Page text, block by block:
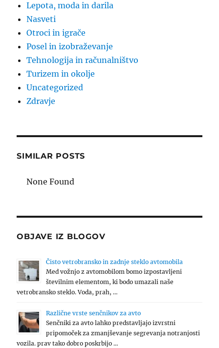
Lepota, moda in darila
Nasveti
Otroci in igrače
Posel in izobraževanje
Tehnologija in računalništvo
Turizem in okolje
Uncategorized
Zdravje
SIMILAR POSTS
None Found
OBJAVE IZ BLOGOV
Čisto vetrobransko in zadnje steklo avtomobila
Med vožnjo z avtomobilom bomo izpostavljeni
številnim elementom, ki bodo umazali naše
vetrobransko steklo. Voda, prah, …
Različne vrste senčnikov za avto
Senčniki za avto lahko predstavljajo izvrstni
pripomoček za zmanjševanje segrevanja notranjosti
vozila. prav tako dobro poskrbijo …